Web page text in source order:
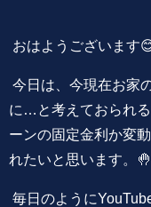
おはようございます
今日は、今現在お家
に…と考えておられ
ーンの固定金利か変
れたいと思います。🤚
毎日のように